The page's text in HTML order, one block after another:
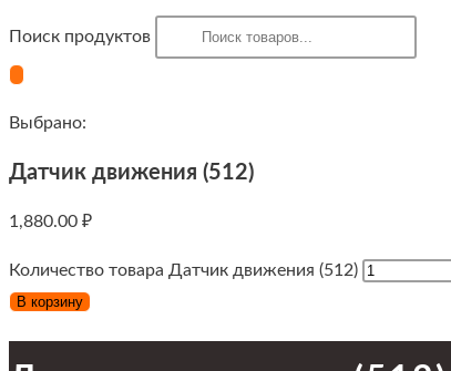
Поиск продуктов
Выбрано:
Датчик движения (512)
1,880.00 ₽
Количество товара Датчик движения (512)
В корзину